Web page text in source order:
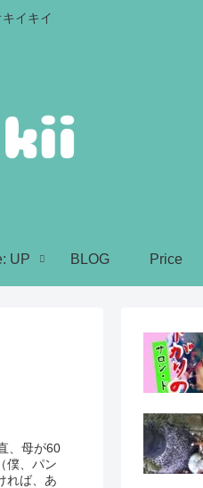
イキイ
UP BLOG Price
、母が60
僕、パン
れば、あ